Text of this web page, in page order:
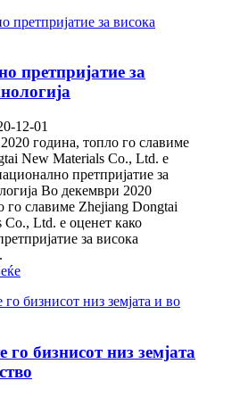
претпријатие за
12-01
година, топло го славиме
New Materials Co., Ltd. е
претпријатие за
Во декември 2020
го славиме Zhejiang Dongtai
Ltd. е оценет како
за висока
бизнисот низ земјата